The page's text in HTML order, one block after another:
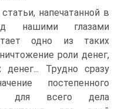
напечатанной в
нашими глазами
одно из таких
роли денег,
денег... Трудно сразу
постепенного
для всего дела